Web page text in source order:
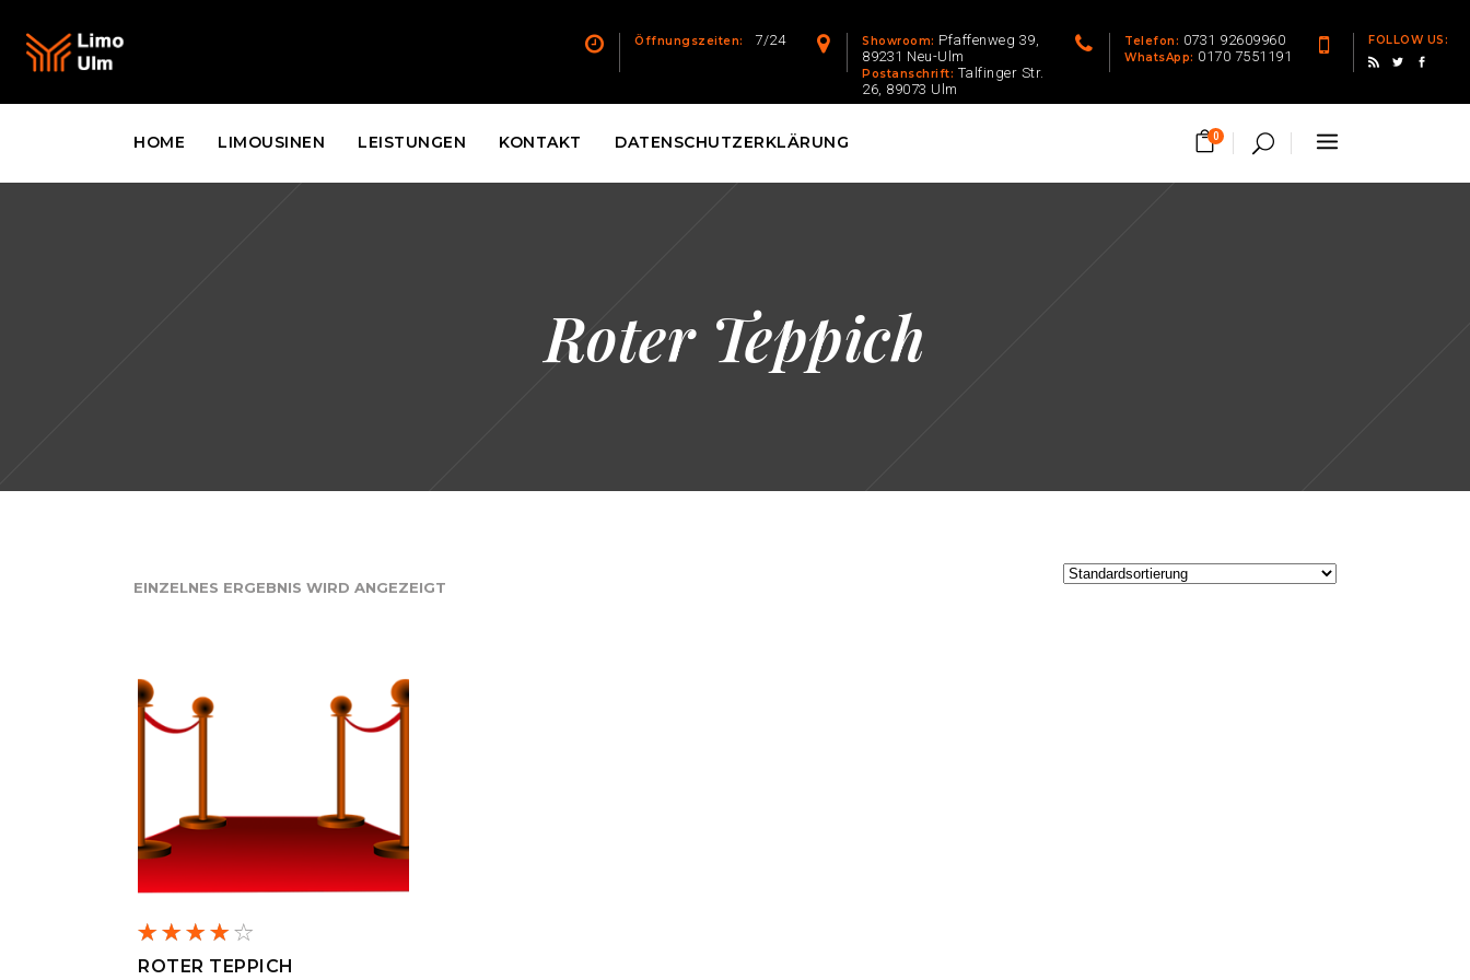
Öffnungszeiten: 7/24 Showroom: Pfaffenweg 39,
89231 Neu-Ulm
Postanschrift: Talfinger Str.
26, 89073 Ulm
Telefon: 0731 92609960
WhatsApp: 0170 7551191
FOLLOW US:
HOME LIMOUSINEN LEISTUNGEN KONTAKT DATENSCHUTZERKLÄRUNG 0
Roter Teppich
EINZELNES ERGEBNIS WIRD ANGEZEIGT
mit
ROTER TEPPICH